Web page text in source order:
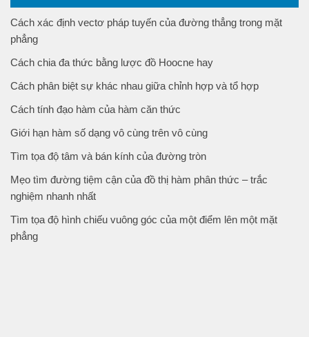
Cách xác định vectơ pháp tuyến của đường thẳng trong mặt
phẳng
Cách chia đa thức bằng lược đồ Hoocne hay
Cách phân biệt sự khác nhau giữa chỉnh hợp và tổ hợp
Cách tính đạo hàm của hàm căn thức
Giới hạn hàm số dạng vô cùng trên vô cùng
Tìm tọa độ tâm và bán kính của đường tròn
Mẹo tìm đường tiệm cận của đồ thị hàm phân thức – trắc
nghiệm nhanh nhất
Tìm tọa độ hình chiếu vuông góc của một điểm lên một mặt
phẳng